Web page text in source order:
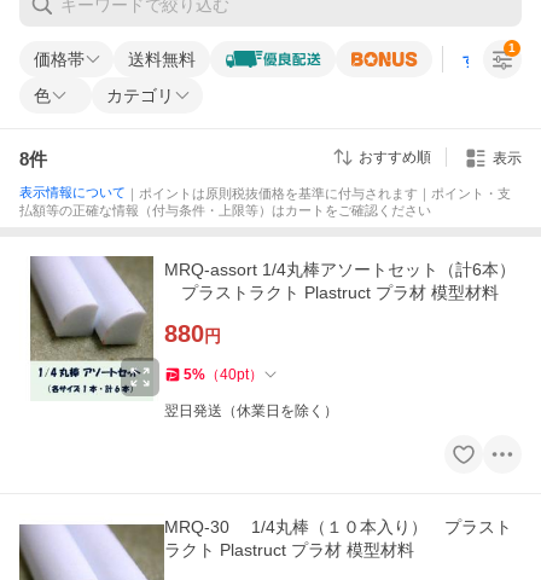
価格帯 送料無料 すべての条
色 カテゴリ
1
8件 おすすめ順 表示
表示情報について ｜ポイントは原則税抜価格を基準に付与されます｜ポイント・支
払額等の正確な情報（付与条件・上限等）はカートをご確認ください
MRQ-assort 1/4丸棒アソートセット（計6本）
プラストラクト Plastruct プラ材 模型材料
880円
5% （40pt）
翌日発送（休業日を除く）
MRQ-30 1/4丸棒（１０本入り） プラスト
ラクト Plastruct プラ材 模型材料